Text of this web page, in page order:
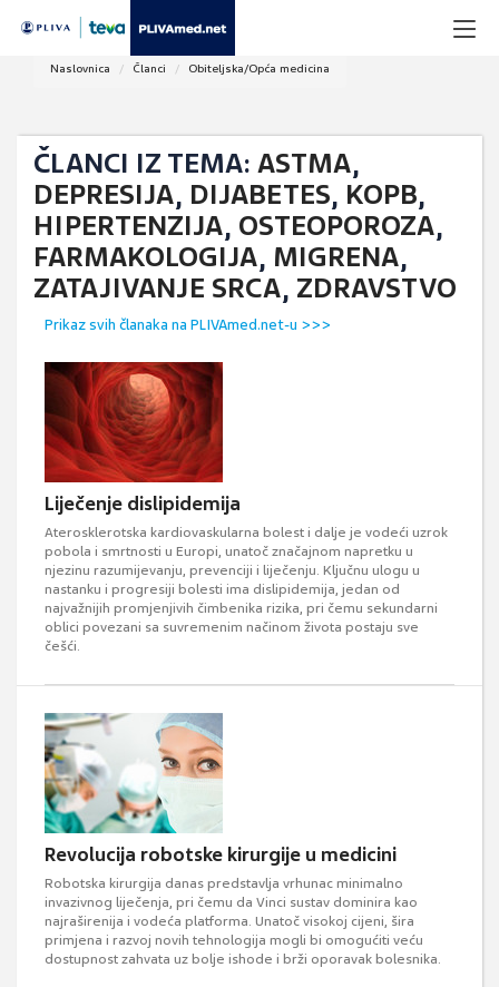
Naslovnica Članci Obiteljska/Opća medicina
ČLANCI IZ TEMA: ASTMA,
DEPRESIJA, DIJABETES, KOPB,
HIPERTENZIJA, OSTEOPOROZA,
FARMAKOLOGIJA, MIGRENA,
ZATAJIVANJE SRCA, ZDRAVSTVO
Prikaz svih članaka na PLIVAmed.net-u >>>
Liječenje dislipidemija
Aterosklerotska kardiovaskularna bolest i dalje je vodeći uzrok
pobola i smrtnosti u Europi, unatoč značajnom napretku u
njezinu razumijevanju, prevenciji i liječenju. Ključnu ulogu u
nastanku i progresiji bolesti ima dislipidemija, jedan od
najvažnijih promjenjivih čimbenika rizika, pri čemu sekundarni
oblici povezani sa suvremenim načinom života postaju sve
češći.
Revolucija robotske kirurgije u medicini
Robotska kirurgija danas predstavlja vrhunac minimalno
invazivnog liječenja, pri čemu da Vinci sustav dominira kao
najraširenija i vodeća platforma. Unatoč visokoj cijeni, šira
primjena i razvoj novih tehnologija mogli bi omogućiti veću
dostupnost zahvata uz bolje ishode i brži oporavak bolesnika.